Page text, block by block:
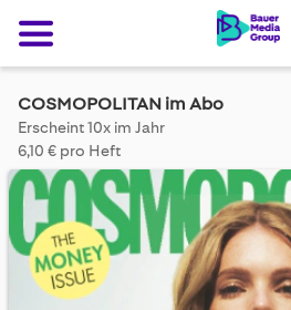
COSMOPOLITAN im Abo
Erscheint 10x im Jahr
6,10 € pro Heft
Skip
end